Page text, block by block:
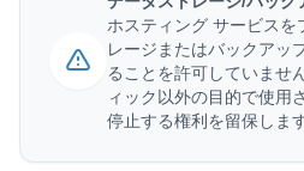
ホスティング サービスを
レージまたはバックアッ
ることを許可していませ
ィック以外の目的で使用
停止する権利を留保します